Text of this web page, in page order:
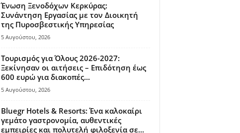
Ένωση Ξενοδόχων Κερκύρας:
Συνάντηση Εργασίας με τον Διοικητή
της Πυροσβεστικής Υπηρεσίας
5 Αυγούστου, 2026
Τουρισμός για Όλους 2026-2027:
Ξεκίνησαν οι αιτήσεις – Επιδότηση έως
600 ευρώ για διακοπές...
5 Αυγούστου, 2026
Bluegr Hotels & Resorts: Ένα καλοκαίρι
γεμάτο γαστρονομία, αυθεντικές
εμπειρίες και πολυτελή φιλοξενία σε...